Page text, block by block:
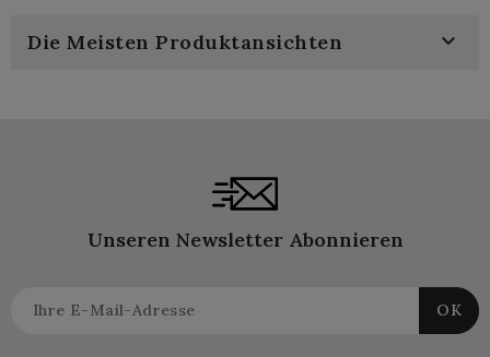
Die Meisten Produktansichten 
Unseren Newsletter Abonnieren